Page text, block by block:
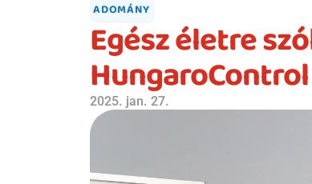
ADOMÁNY
Egész életre
HungaroControl
2025. jan. 27.